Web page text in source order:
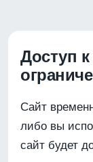
Доступ
Сайт
либо вы
сайт будет